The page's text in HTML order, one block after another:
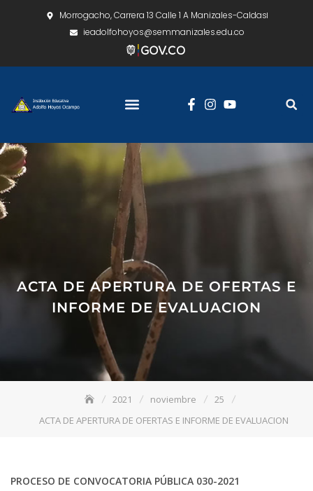
Morrogacho, Carrera 13 Calle 1 A Manizales-Caldas
ieadolfohoyos@semmanizales.edu.co
ACTA DE APERTURA DE OFERTAS E
INFORME DE EVALUACION
2021 noviembre
25
ACTA DE APERTURA DE OFERTAS E INFORME DE EVALUACION
PROCESO DE CONVOCATORIA PÚBLICA 030-2021